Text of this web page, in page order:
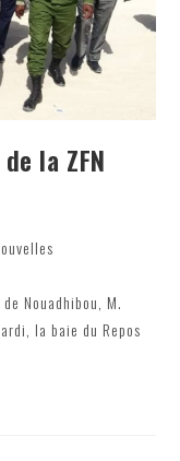
la ZFN
Nouadhibou, M.
la baie du Repos